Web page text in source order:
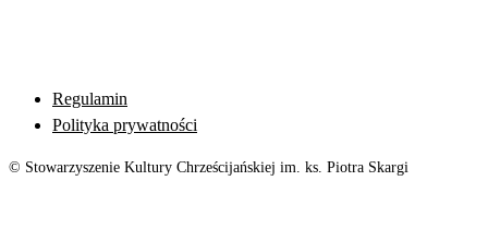
Regulamin
Polityka prywatności
© Stowarzyszenie Kultury Chrześcijańskiej im. ks. Piotra Skargi